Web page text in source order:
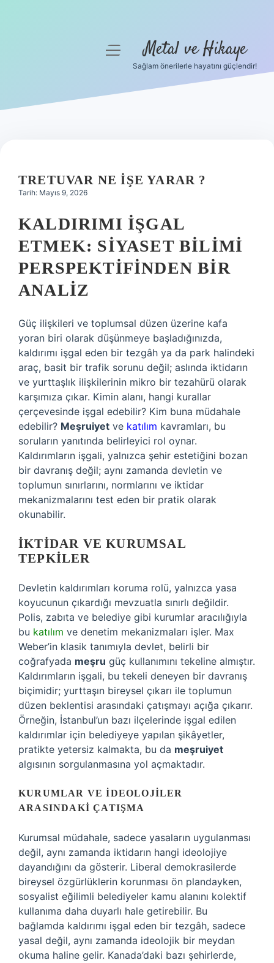
Hakkımızda
menüyüMetal ve Hikaye
Sağlam önerilerle hayatını güçlendir!
TRETUVAR NE IŞE YARAR ?
Tarih: Mayıs 9, 2026
KALDIRIMI İŞGAL
ETMEK: SIYASET BILIMI
PERSPEKTIFINDEN BIR
ANALIZ
Güç ilişkileri ve toplumsal düzen üzerine kafa
yoran biri olarak düşünmeye başladığınızda,
kaldırımı işgal eden bir tezgâh ya da park halindeki
araç, basit bir trafik sorunu değil; aslında iktidarın
ve yurttaşlık ilişkilerinin mikro bir tezahürü olarak
karşımıza çıkar. Kimin alanı, hangi kurallar
çerçevesinde işgal edebilir? Kim buna müdahale
edebilir? Meşruiyet ve katılım kavramları, bu
soruların yanıtında belirleyici rol oynar.
Kaldırımların işgali, yalnızca şehir estetiğini bozan
bir davranış değil; aynı zamanda devletin ve
toplumun sınırlarını, normlarını ve iktidar
mekanizmalarını test eden bir pratik olarak
okunabilir.
İKTIDAR VE KURUMSAL
TEPKILER
Devletin kaldırımları koruma rolü, yalnızca yasa
koyucunun çıkardığı mevzuatla sınırlı değildir.
Polis, zabıta ve belediye gibi kurumlar aracılığıyla
bu katılım ve denetim mekanizmaları işler. Max
Weber’in klasik tanımıyla devlet, belirli bir
coğrafyada meşru güç kullanımını tekeline almıştır.
Kaldırımların işgali, bu tekeli deneyen bir davranış
biçimidir; yurttaşın bireysel çıkarı ile toplumun
düzen beklentisi arasındaki çatışmayı açığa çıkarır.
Örneğin, İstanbul’un bazı ilçelerinde işgal edilen
kaldırımlar için belediyeye yapılan şikâyetler,
pratikte yetersiz kalmakta, bu da meşruiyet
algısının sorgulanmasına yol açmaktadır.
KURUMLAR VE İDEOLOJILER
ARASINDAKI ÇATIŞMA
Kurumsal müdahale, sadece yasaların uygulanması
değil, aynı zamanda iktidarın hangi ideolojiye
dayandığını da gösterir. Liberal demokrasilerde
bireysel özgürlüklerin korunması ön plandayken,
sosyalist eğilimli belediyeler kamu alanını kolektif
kullanıma daha duyarlı hale getirebilir. Bu
bağlamda kaldırımı işgal eden bir tezgâh, sadece
yasal değil, aynı zamanda ideolojik bir meydan
okuma haline gelir. Kanada’daki bazı şehirlerde,